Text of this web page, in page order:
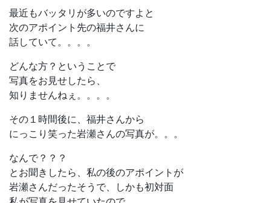
最近もバッタリが多いのですよと
次のアポイント先の福井さんに
話していて。。。。
どんな方？ということで
写真をお見せしたら、
知りませんねぇ。。。。
その１時間後に、福井さんから
にっこり笑った岩瀬さんの写真が。。。
なんで？？？
とお聞きしたら、私の後のアポイントが
岩瀬さんだったそうで、しかも初対面